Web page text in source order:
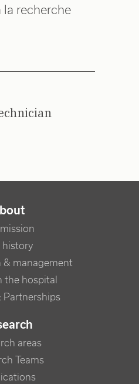
la recherche
history
& management
the hospital
Partnerships
areas
Teams